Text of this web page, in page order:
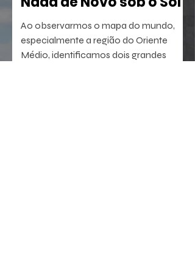
Ao observarmos o mapa do mundo,
especialmente a região do Oriente
Médio, identificamos dois grandes